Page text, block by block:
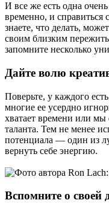
И все же есть одна
временно, и
знаете, что делать,
своим близким
запомните несколько
Дайте волю
Поверьте, у каждого
многие ее усердно
хватает времени или мы
таланта. Тем не менее
потенциала — один из
вернуть себе энергию.
Вспомните о своей